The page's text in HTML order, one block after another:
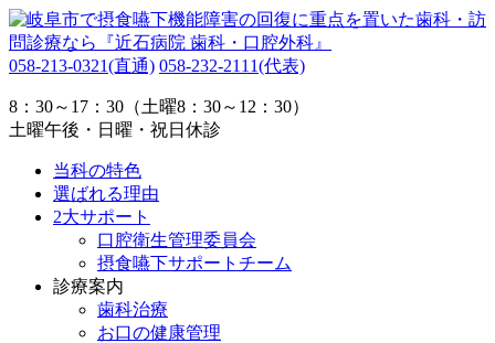
058-213-0321(直通) 058-232-2111(代表)
8：30～17：30（土曜8：30～12：30）
土曜午後・日曜・祝日休診
当科の特色
選ばれる理由
2大サポート
口腔衛生管理委員会
摂食嚥下サポートチーム
診療案内
歯科治療
お口の健康管理